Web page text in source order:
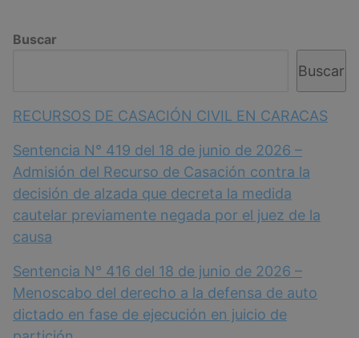
Buscar
Buscar
RECURSOS DE CASACIÓN CIVIL EN CARACAS
Sentencia N° 419 del 18 de junio de 2026 –
Admisión del Recurso de Casación contra la
decisión de alzada que decreta la medida
cautelar previamente negada por el juez de la
causa
Sentencia N° 416 del 18 de junio de 2026 –
Menoscabo del derecho a la defensa de auto
dictado en fase de ejecución en juicio de